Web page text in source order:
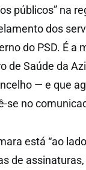
públicos” na
dos
do PSD. É a
de Saúde da
— e que
se no
está “ao
de